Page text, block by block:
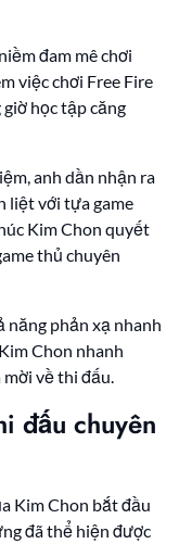
đam mê chơi
việc chơi Free Fire
học tập căng
anh dần nhận ra
liệt với tựa game
Kim Chon quyết
thủ chuyên
năng phản xạ nhanh
Chon nhanh
về thi đấu.
đấu chuyên
Kim Chon bắt đầu
đã thể hiện được